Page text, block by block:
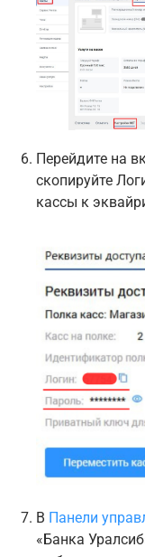
Перейдите на
скопируйте
кассы к
В Панели
«Банка